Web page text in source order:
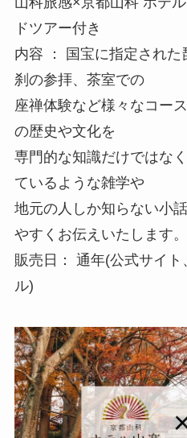
ドツアー付き
内容 ： 国宝に指定され
刹の参拝、茶室での
座禅体験など様々なコー
の歴史や文化を
専門的な知識だけではな
ているような雑学や
地元の人しか知らない小
やすくお伝えいたします。
販売日： 通年(公式サイ
ル)